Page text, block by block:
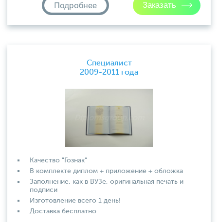
Подробнее
Специалист
2009-2011 года
Качество "Гознак"
В комплекте диплом + приложение + обложка
Заполнение, как в ВУЗе, оригинальная печать и
подписи
Изготовление всего 1 день!
Доставка бесплатно